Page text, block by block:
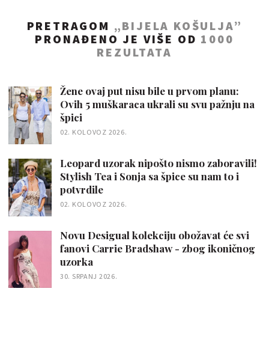
PRETRAGOM „BIJELA KOŠULJA”
PRONAĐENO JE VIŠE OD 1000
REZULTATA
Žene ovaj put nisu bile u prvom planu:
Ovih 5 muškaraca ukrali su svu pažnju na
špici
02. KOLOVOZ 2026.
Leopard uzorak nipošto nismo zaboravili!
Stylish Tea i Sonja sa špice su nam to i
potvrdile
02. KOLOVOZ 2026.
Novu Desigual kolekciju obožavat će svi
fanovi Carrie Bradshaw - zbog ikoničnog
uzorka
30. SRPANJ 2026.